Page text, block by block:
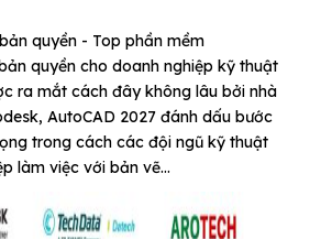
quyền - Top phần mềm
quyền cho doanh nghiệp kỹ thuật
ra mắt cách đây không lâu bởi nhà
AutoCAD 2027 đánh dấu bước
trong cách các đội ngũ kỹ thuật
làm việc với bản vẽ...